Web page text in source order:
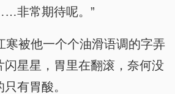
非常期待呢。”
寒被他一个个油滑语调的字弄
闪星星，胃里在翻滚，奈何没
有胃酸。